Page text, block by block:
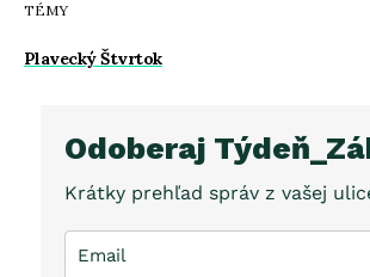
TÉMY
Plavecký Štvrtok
Odoberaj
Krátky prehľad správ z vašej